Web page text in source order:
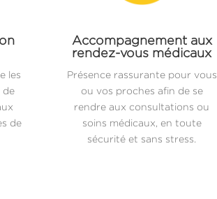
les
de
de
Accompagnement aux
rendez-vous médicaux
Présence rassurante pour vous
ou vos proches afin de se
rendre aux consultations ou
soins médicaux, en toute
sécurité et sans stress.